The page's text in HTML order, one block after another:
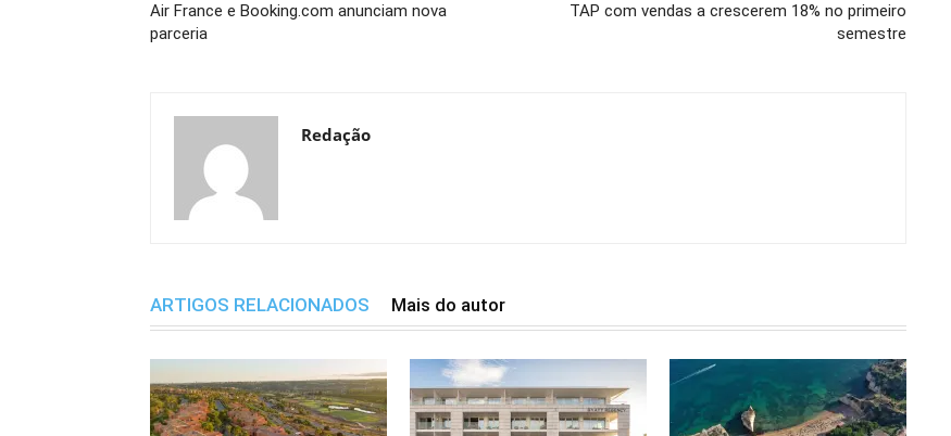
Air France e Booking.com anunciam nova
parceria
TAP com vendas a crescerem 18% no primeiro
semestre
Redação
ARTIGOS RELACIONADOS Mais do autor